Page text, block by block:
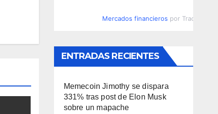
Mercados financieros por
ENTRADAS RECIENTES
Memecoin Jimothy se dispara
331% tras post de Elon Musk
sobre un mapache